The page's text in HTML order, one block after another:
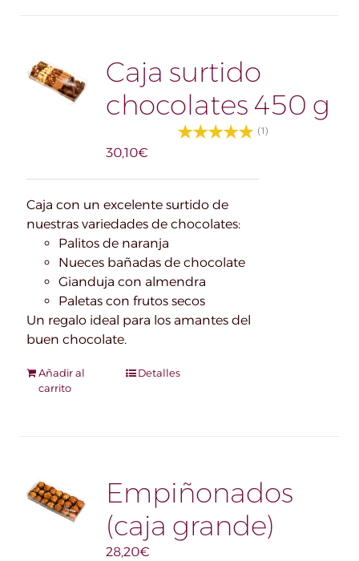
Caja surtido
chocolates 450 g
(1)
30,10€
Caja con un excelente surtido de
nuestras variedades de chocolates:
Palitos de naranja
Nueces bañadas de chocolate
Gianduja con almendra
Paletas con frutos secos
Un regalo ideal para los amantes del
buen chocolate.
Añadir al
carrito
Detalles
Empiñonados
(caja grande)
28,20€